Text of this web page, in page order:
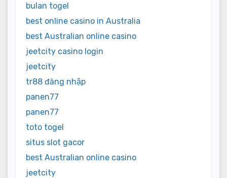
bulan togel
best online casino in Australia
best Australian online casino
jeetcity casino login
jeetcity
tr88 đăng nhập
panen77
panen77
toto togel
situs slot gacor
best Australian online casino
jeetcity